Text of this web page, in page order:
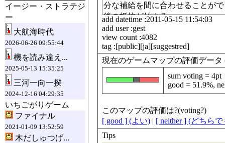
イージー・ストラテジ
ー
大航海時代
2026-06-26 09:55:44
機を読み違え...
2025-05-13 15:35:25
三河一向一揆
2024-12-16 04:29:35
いちごがりゲーム
ファイナル
2021-01-09 13:52:59
木だしゅつげ...
add datetime :2011-05-15 11:54:03
add user :gest
view count :4082
tag :[public][ja][suggestred]
現在のゲームマップの評価データ
sum voting = 4pt
good = 51.9%,
このマップの評価は?(voting?)
[ good ] (よい)| [ neither ] (どちら
Tips